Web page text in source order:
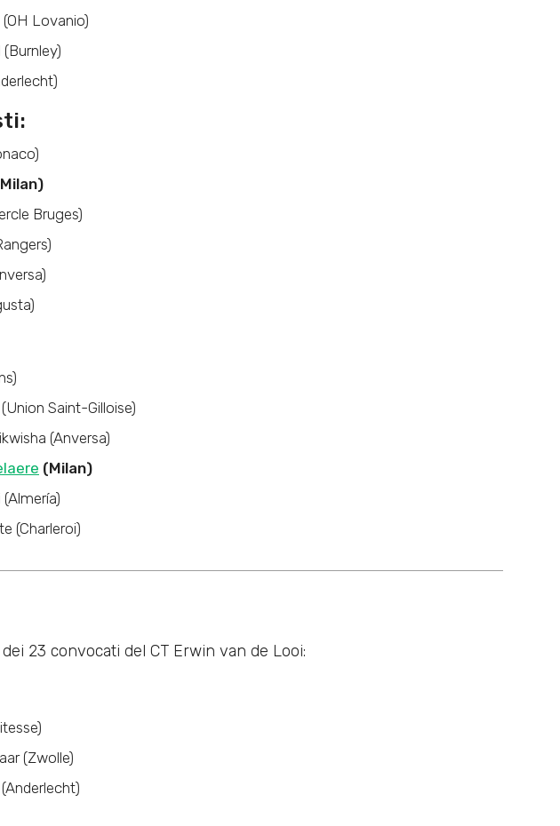
Lovanio)
Bruges)
Saint-Gilloise)
(Anversa)
(Milan)
(Charleroi)
23 convocati del CT Erwin van de Looi:
(Zwolle)